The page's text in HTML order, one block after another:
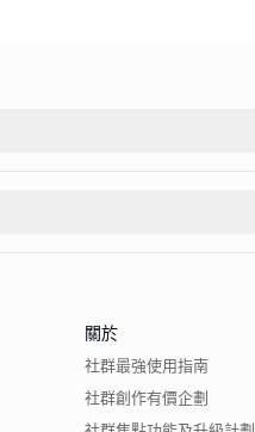
關於
社群最強使用指南
社群創作有價企劃